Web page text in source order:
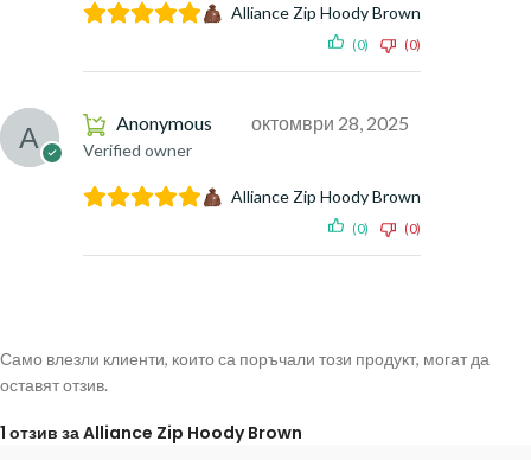
Alliance Zip Hoody Brown
(0) (0)
Anonymous
Verified owner
октомври 28, 2025
Alliance Zip Hoody Brown
(0) (0)
1 отзив заAlliance Zip Hoody Brown
Само влезли клиенти, които са поръчали този продукт, могат да
оставят отзив.